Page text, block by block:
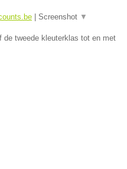
Screenshot ▼
de tweede kleuterklas tot en met